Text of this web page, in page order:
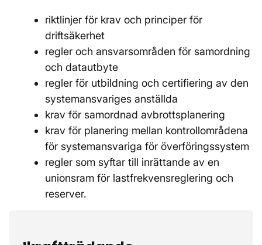
riktlinjer för krav och principer för
driftsäkerhet
regler och ansvarsområden för samordning
och datautbyte
regler för utbildning och certifiering av den
systemansvariges anställda
krav för samordnad avbrottsplanering
krav för planering mellan kontrollområdena
för systemansvariga för överföringssystem
regler som syftar till inrättande av en
unionsram för lastfrekvensreglering och
reserver.